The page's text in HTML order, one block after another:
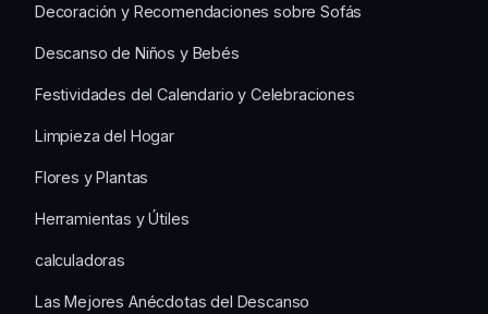
Decoración y Recomendaciones sobre Sofás
Descanso de Niños y Bebés
Festividades del Calendario y Celebraciones
Limpieza del Hogar
Flores y Plantas
Herramientas y Útiles
calculadoras
Las Mejores Anécdotas del Descanso